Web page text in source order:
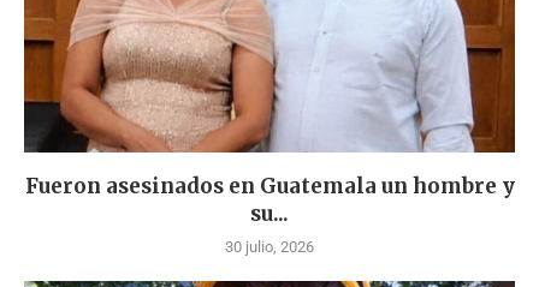
Fueron asesinados en Guatemala un hombre y
su...
30 julio, 2026